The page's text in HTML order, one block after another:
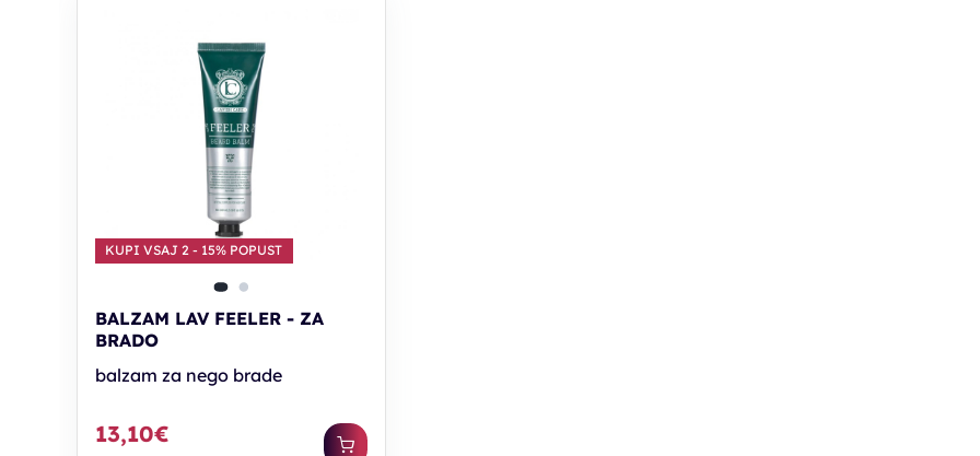
KUPI VSAJ 2 - 15% POPUST
BALZAM LAV FEELER - ZA
BRADO
balzam za nego brade
13,10€